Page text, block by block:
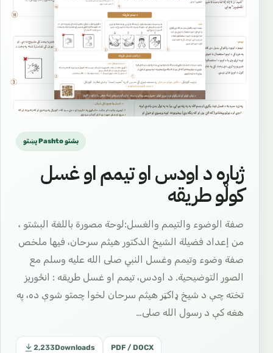
پښتو Pashto بشتو
ژباړه د اودس او تیمم او غسل
کولو طریقه
صفة الوضوء والتيمم والغسل:لوحة مصورة باللغة البشتو ،
من إعداد فضيلة الشيخ الدكتور هيثم سرحان، فيها ملخص
صفة وضوء وتيمم وغسل النبي صلى الله عليه وسلم مع
الصور التوضيحية. د اودس، تيمم او غسل طريقه : انځوريز
تخته چې د شيخ ډاکټر هيثم سرحان لخوا چمتو شوې ده، په
هغه کې د رسول الله صلى…
2,233Downloads PDF / DOCX